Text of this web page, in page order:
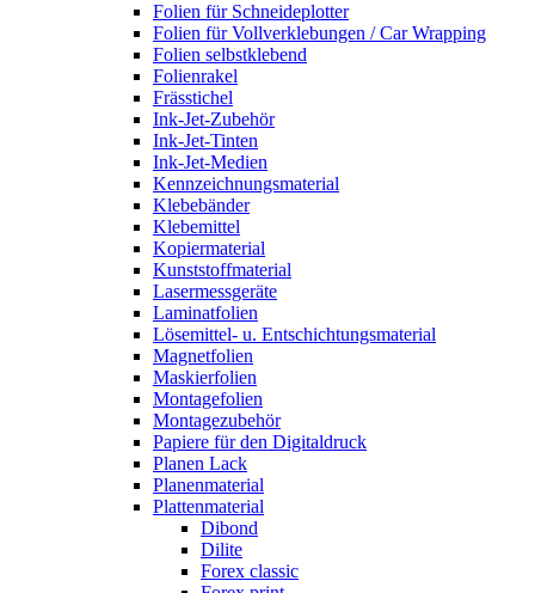
Folien für Schneideplotter
Folien für Vollverklebungen / Car Wrapping
Folien selbstklebend
Folienrakel
Frässtichel
Ink-Jet-Zubehör
Ink-Jet-Tinten
Ink-Jet-Medien
Kennzeichnungsmaterial
Klebebänder
Klebemittel
Kopiermaterial
Kunststoffmaterial
Lasermessgeräte
Laminatfolien
Lösemittel- u. Entschichtungsmaterial
Magnetfolien
Maskierfolien
Montagefolien
Montagezubehör
Papiere für den Digitaldruck
Planen Lack
Planenmaterial
Plattenmaterial
Dibond
Dilite
Forex classic